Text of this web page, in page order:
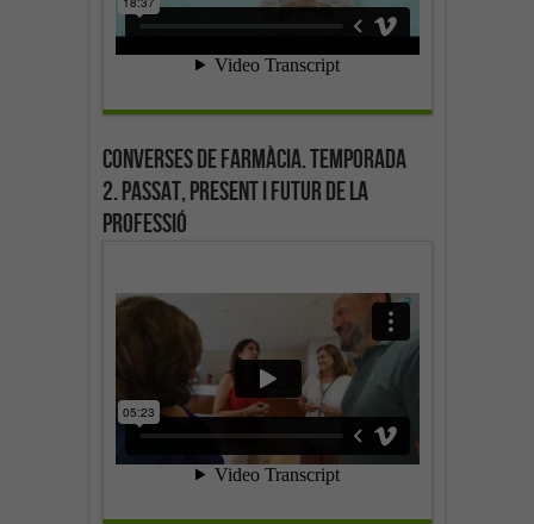
Converses de farmàcia. Temporada
2. Passat, present i futur de la
professió